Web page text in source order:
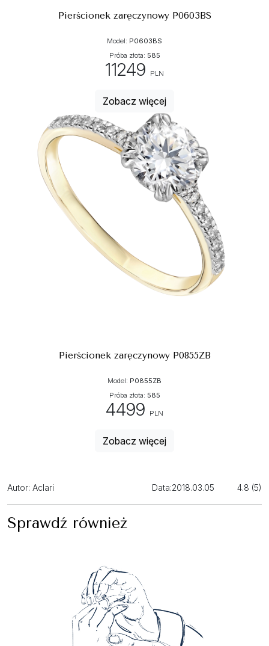
Pierścionek zaręczynowy P0603BS
Model: P0603BS
Próba złota: 585
11249 PLN
Zobacz więcej
Pierścionek zaręczynowy P0855ZB
Model: P0855ZB
Próba złota: 585
4499 PLN
Zobacz więcej
Autor: Aclari Data:2018.03.05 4.8 (5)
Sprawdź również